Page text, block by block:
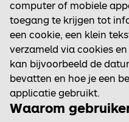
computer of mobiele
toegang te krijgen tot
een cookie, een klein
verzameld via cookies
kan bijvoorbeeld de
bevatten en hoe je een
applicatie gebruikt.
Waarom